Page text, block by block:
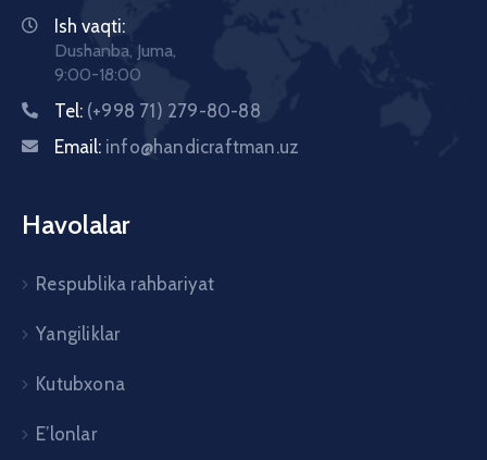
Ish vaqti:
Dushanba, Juma,
9:00-18:00
Tel: (+998 71) 279-80-88
Email: info@handicraftman.uz
Havolalar
Respublika rahbariyat
Yangiliklar
Kutubxona
E’lonlar